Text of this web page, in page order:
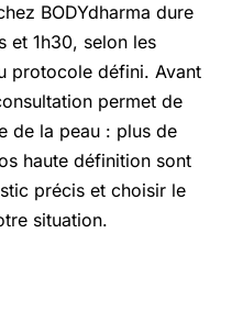
BODYdharma dure
et 1h30, selon les
protocole défini. Avant
permet de
de la peau : plus de
haute définition sont
précis et choisir le
situation.